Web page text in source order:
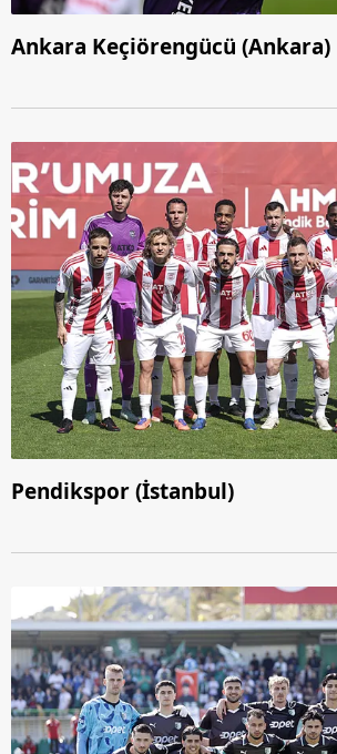
Ankara Keçiörengücü (Ankara)
Pendikspor (İstanbul)